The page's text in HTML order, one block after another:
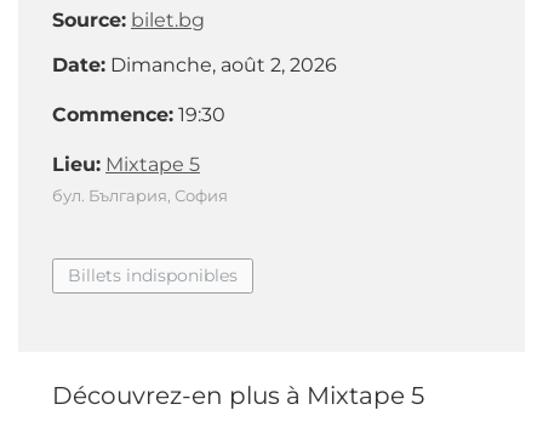
Source: bilet.bg
Date: Dimanche, août 2, 2026
Commence: 19:30
Lieu: Mixtape 5
бул. България, София
Billets indisponibles
Découvrez-en plus à Mixtape 5